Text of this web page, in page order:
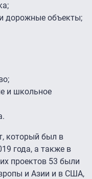
дорожные объекты;
и школьное
который был в
года, а также в
проектов 53 были
и Азии и в США,